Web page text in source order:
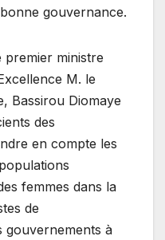
gouvernance.
ministre
M. le
Bassirou Diomaye
des
en compte les
femmes dans la
de
gouvernements à